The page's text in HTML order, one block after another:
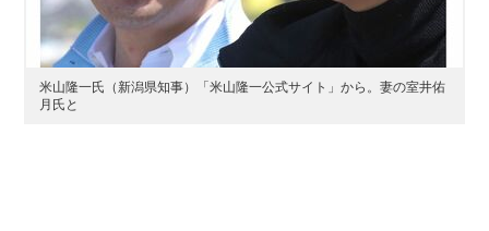
米山隆一氏（新潟県知事）「米山隆一公式サイト」から。妻の室井佑
月氏と